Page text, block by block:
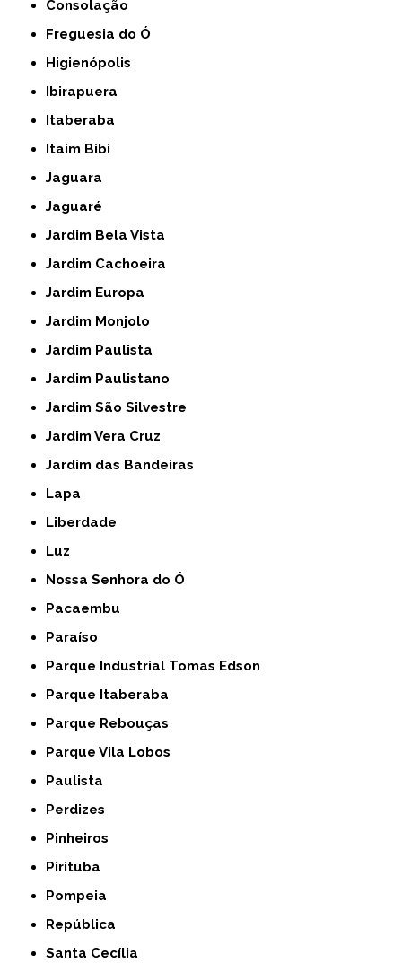
Consolação
Freguesia do Ó
Higienópolis
Ibirapuera
Itaberaba
Itaim Bibi
Jaguara
Jaguaré
Jardim Bela Vista
Jardim Cachoeira
Jardim Europa
Jardim Monjolo
Jardim Paulista
Jardim Paulistano
Jardim São Silvestre
Jardim Vera Cruz
Jardim das Bandeiras
Lapa
Liberdade
Luz
Nossa Senhora do Ó
Pacaembu
Paraíso
Parque Industrial Tomas Edson
Parque Itaberaba
Parque Rebouças
Parque Vila Lobos
Paulista
Perdizes
Pinheiros
Pirituba
Pompeia
República
Santa Cecília